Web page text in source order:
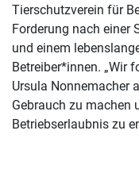
Tierschutzverein für
Forderung nach einer
und einem
Betreiber*innen. „Wir
Ursula Nonnemacher
Gebrauch zu machen
Betriebserlaubnis zu